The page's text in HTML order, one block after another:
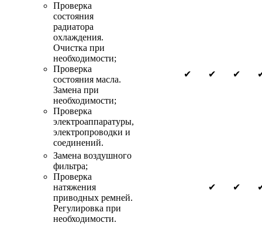
Проверка
состояния
радиатора
охлаждения.
Очистка при
необходимости;
Проверка
состояния масла.
Замена при
необходимости;
Проверка
электроаппаратуры,
электропроводки и
соединений.
✔ ✔ ✔
Замена воздушного
фильтра;
Проверка
натяжения
приводных ремней.
Регулировка при
необходимости.
✔ ✔